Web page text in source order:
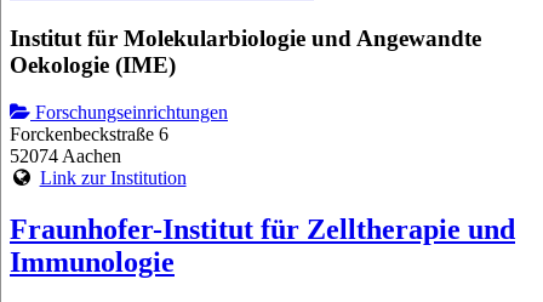
Institut für Molekularbiologie und Angewandte
Oekologie (IME)
Forschungseinrichtungen
Forckenbeckstraße 6
52074 Aachen
Link zur Institution
Fraunhofer-Institut für Zelltherapie und
Immunologie